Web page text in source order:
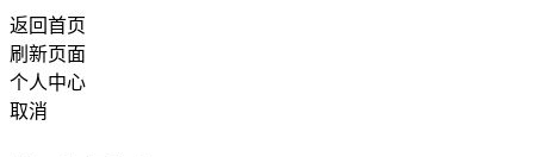
返回首页
刷新页面
个人中心
取消